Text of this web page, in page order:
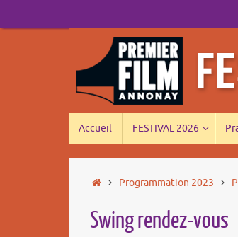
au
Accueil FESTIVAL 2026
Accueil
Programmation 2023
Swing rendez-vous